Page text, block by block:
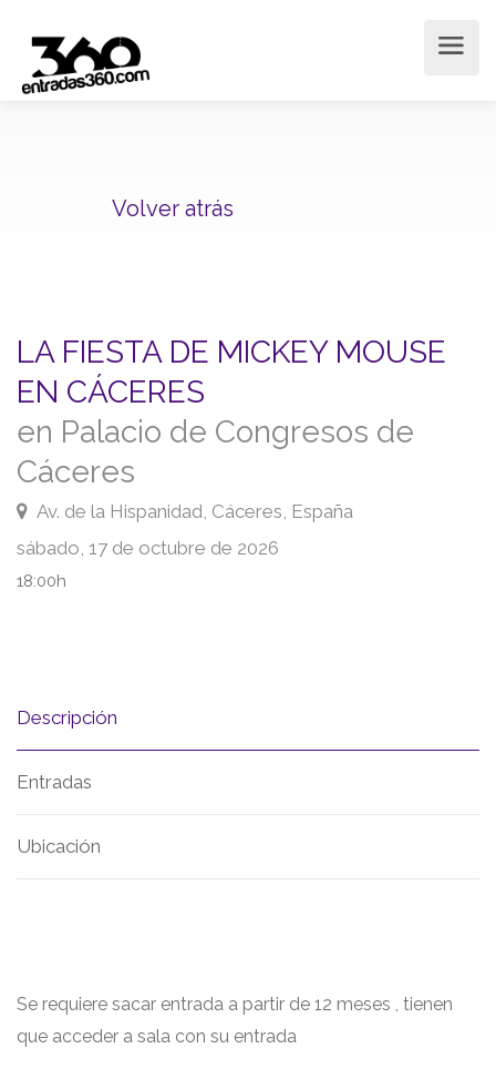
Volver atrás
LA FIESTA DE MICKEY MOUSE
EN CÁCERES
en Palacio de Congresos de
Cáceres
Av. de la Hispanidad, Cáceres, España
sábado, 17 de octubre de 2026
18:00h
Descripción
Entradas
Ubicación
Se requiere sacar entrada a partir de 12 meses , tienen
que acceder a sala con su entrada